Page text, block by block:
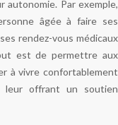
Par exemple,
âgée à faire ses
rendez-vous médicaux
est de permettre aux
à vivre confortablement
leur offrant un soutien